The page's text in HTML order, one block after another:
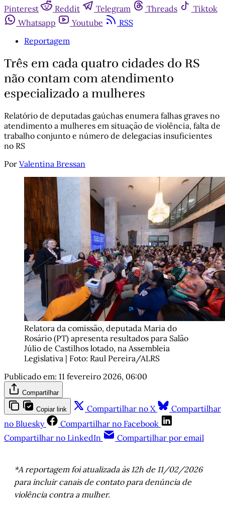
Pinterest
Reddit Telegram Threads
Tiktok
Whatsapp
Youtube
RSS
Reportagem
Três em cada quatro cidades do RS
não contam com atendimento
especializado a mulheres
Relatório de deputadas gaúchas enumera falhas graves no
atendimento a mulheres em situação de violência, falta de
trabalho conjunto e número de delegacias insuficientes
no RS
Por Valentina Bressan
Relatora da comissão, deputada Maria do
Rosário (PT) apresenta resultados para Salão
Júlio de Castilhos lotado, na Assembleia
Legislativa | Foto: Raul Pereira/ALRS
Publicado em: 11 fevereiro 2026, 06:00
Compartilhar
Copiar link Compartilhar no X
Compartilhar
no Bluesky
Compartilhar no Facebook
Compartilhar no LinkedIn
Compartilhar por email
*A reportagem foi atualizada às 12h de 11/02/2026
para incluir canais de contato para denúncia de
violência contra a mulher.